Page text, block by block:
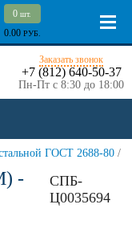
0 шт.
0.00 РУБ.
Заказать звонок
+7 (812) 640-50-37
Пн-Пт с 8:30 до 18:00
ГОСТ 2688-80 /
-
СПБ-
Ц0035694